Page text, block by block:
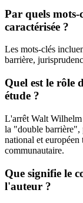
Par quels mots-
caractérisée ?
Les mots-clés
barrière,
Quel est le rôle
étude ?
L'arrêt Walt Wilhelm
la "double barrière",
national et
communautaire.
Que signifie le
l'auteur ?